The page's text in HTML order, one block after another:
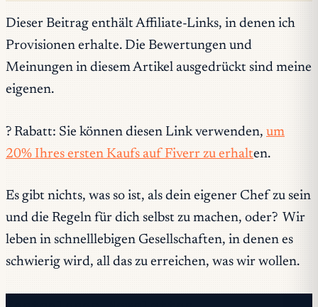
Dieser Beitrag enthält Affiliate-Links, in denen ich
Provisionen erhalte. Die Bewertungen und
Meinungen in diesem Artikel ausgedrückt sind meine
eigenen.
? Rabatt: Sie können diesen Link verwenden, um
20% Ihres ersten Kaufs auf Fiverr zu erhalten.
Es gibt nichts, was so ist, als dein eigener Chef zu sein
und die Regeln für dich selbst zu machen, oder? Wir
leben in schnelllebigen Gesellschaften, in denen es
schwierig wird, all das zu erreichen, was wir wollen.